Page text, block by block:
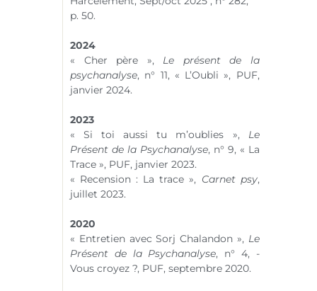
p. 50.
2024
« Cher père », Le présent de la
psychanalyse, n° 11, « L’Oubli », PUF,
janvier 2024.
2023
« Si toi aussi tu m’oublies », Le
Présent de la Psychanalyse, n° 9, « La
Trace », PUF, janvier 2023.
« Recension : La trace », Carnet psy,
juillet 2023.
2020
« Entretien avec Sorj Chalandon », Le
Présent de la Psychanalyse, n° 4, -
Vous croyez ?, PUF, septembre 2020.